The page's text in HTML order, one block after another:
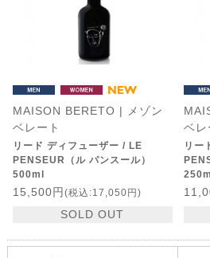
MAISON BERETO | メゾン
ベレート
リード ディフューザー / LE
PENSEUR（ル パンスール）
500ml
15,500円 (税込:17,050円)
SOLD OUT
ベレ
リー
250ml